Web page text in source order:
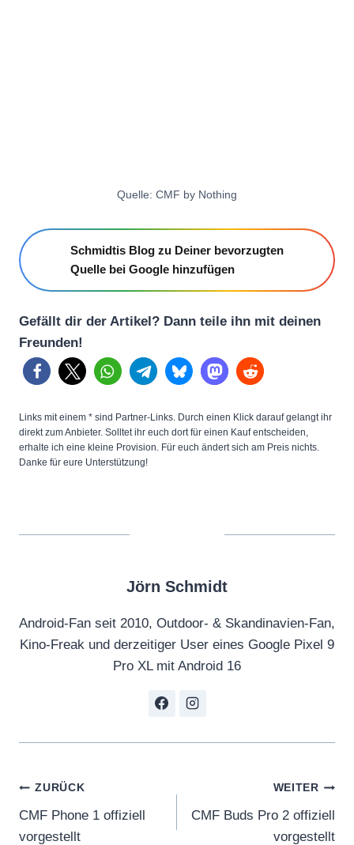
Quelle: CMF by Nothing
Schmidtis Blog zu Deiner bevorzugten
Quelle bei Google hinzufügen
Gefällt dir der Artikel? Dann teile ihn mit deinen
Freunden!
Links mit einem * sind Partner-Links. Durch einen Klick darauf gelangt ihr
direkt zum Anbieter. Solltet ihr euch dort für einen Kauf entscheiden,
erhalte ich eine kleine Provision. Für euch ändert sich am Preis nichts.
Danke für eure Unterstützung!
Jörn Schmidt
Android-Fan seit 2010, Outdoor- & Skandinavien-Fan,
Kino-Freak und derzeitiger User eines Google Pixel 9
Pro XL mit Android 16
Beitragsnavigation
ZURÜCK
CMF Phone 1 offiziell
vorgestellt
WEITER
CMF Buds Pro 2 offiziell
vorgestellt